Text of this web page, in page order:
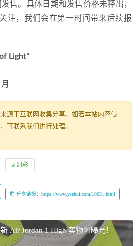
售。具体日期和发售价格未释出，
注，我们会在第一时间带来后续报
Light”
源于互联网收集分享。如若本站内容侵
可联系我们进行处理。
幻彩
分享链接：https://www.ysehui.com/10051.html
Air Jordan 1 High 实物图曝光！